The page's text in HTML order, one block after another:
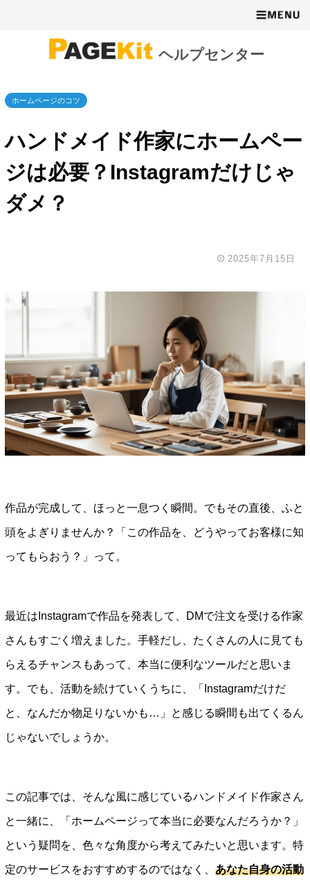
ヘルプセンター
ホームページのコツ
ハンドメイド作家にホームペー
ジは必要？Instagramだけじゃ
ダメ？
2025年7月15日
作品が完成して、ほっと一息つく瞬間。でもその直後、ふと
頭をよぎりませんか？「この作品を、どうやってお客様に知
ってもらおう？」って。
最近はInstagramで作品を発表して、DMで注文を受ける作家
さんもすごく増えました。手軽だし、たくさんの人に見ても
らえるチャンスもあって、本当に便利なツールだと思いま
す。でも、活動を続けていくうちに、「Instagramだけだ
と、なんだか物足りないかも…」と感じる瞬間も出てくるん
じゃないでしょうか。
この記事では、そんな風に感じているハンドメイド作家さん
と一緒に、「ホームページって本当に必要なんだろうか？」
という疑問を、色々な角度から考えてみたいと思います。特
定のサービスをおすすめするのではなく、 あなた自身の活動